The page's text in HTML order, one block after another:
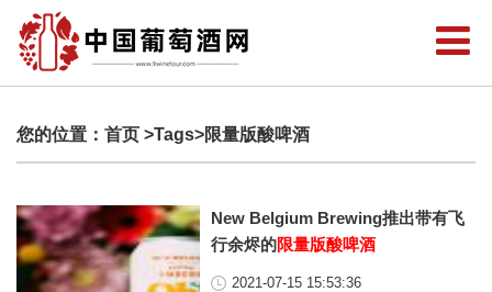
您的位置： 首页 >Tags>限量版酸啤酒
New Belgium Brewing推出带有飞
行余烬的限量版酸啤酒
2021-07-15 15:53:36